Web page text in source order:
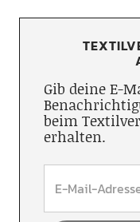
Gib deine E-
beim
erhalten.